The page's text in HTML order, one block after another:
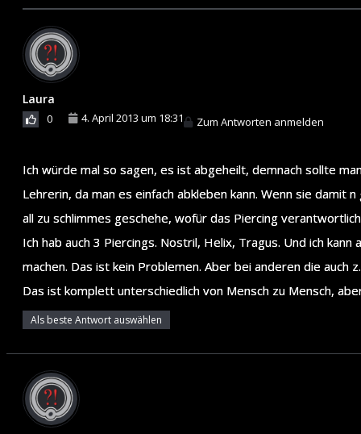
Laura
0 4. April 2013 um 18:31 Zum Antworten anmelden
Ich würde mal so sagen, es ist abgeheilt, demnach sollte
Lehrerin, da man es einfach abkleben kann. Wenn sie
all zu schlimmes geschehe, wofür das Piercing
Ich hab auch 3 Piercings. Nostril, Helix, Tragus. Und ich
machen. Das ist kein Problemen. Aber bei anderen die auch
Das ist komplett unterschiedlich von Mensch zu Mensch,
Als beste Antwort auswählen